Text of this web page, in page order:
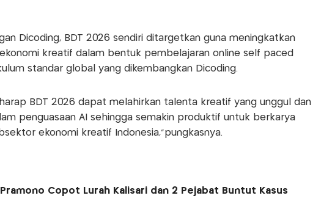
Dicoding, BDT 2026 sendiri ditargetkan guna meningkatkan
kreatif dalam bentuk pembelajaran online self paced
standar global yang dikembangkan Dicoding.
BDT 2026 dapat melahirkan talenta kreatif yang unggul dan
penguasaan AI sehingga semakin produktif untuk berkarya
ekonomi kreatif Indonesia,”pungkasnya.
Copot Lurah Kalisari dan 2 Pejabat Buntut Kasus